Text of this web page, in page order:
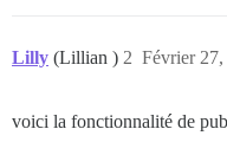
Lilly (Lillian ) Février
2
voici la fonctionnalité de